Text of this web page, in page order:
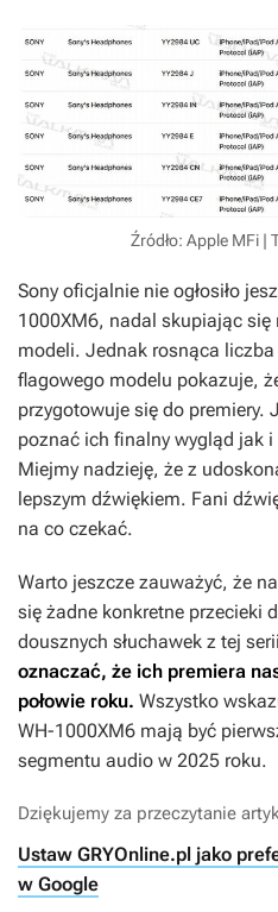
Źródło: Apple MFi |
Sony oficjalnie nie ogłosiło
1000XM6, nadal skupiając
modeli. Jednak rosnąca
flagowego modelu pokazuje,
przygotowuje się do premiery.
poznać ich finalny wygląd jak i
Miejmy nadzieję, że z
lepszym dźwiękiem. Fani
na co czekać.
Warto jeszcze zauważyć, że
się żadne konkretne przecieki
dousznych słuchawek z tej
oznaczać, że ich premiera
połowie roku. Wszystko
WH-1000XM6 mają być
segmentu audio w 2025 roku.
Dziękujemy za przeczytanie
Ustaw GRYOnline.pl jako
w Google